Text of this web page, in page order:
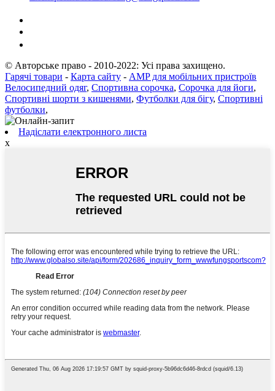
© Авторське право - 2010-2022: Усі права захищено.
Гарячі товари - Карта сайту - AMP для мобільних пристроїв
Велосипедний одяг, Спортивна сорочка, Сорочка для йоги,
Спортивні шорти з кишенями, Футболки для бігу, Спортивні
футболки,
Надіслати електронного листа
x